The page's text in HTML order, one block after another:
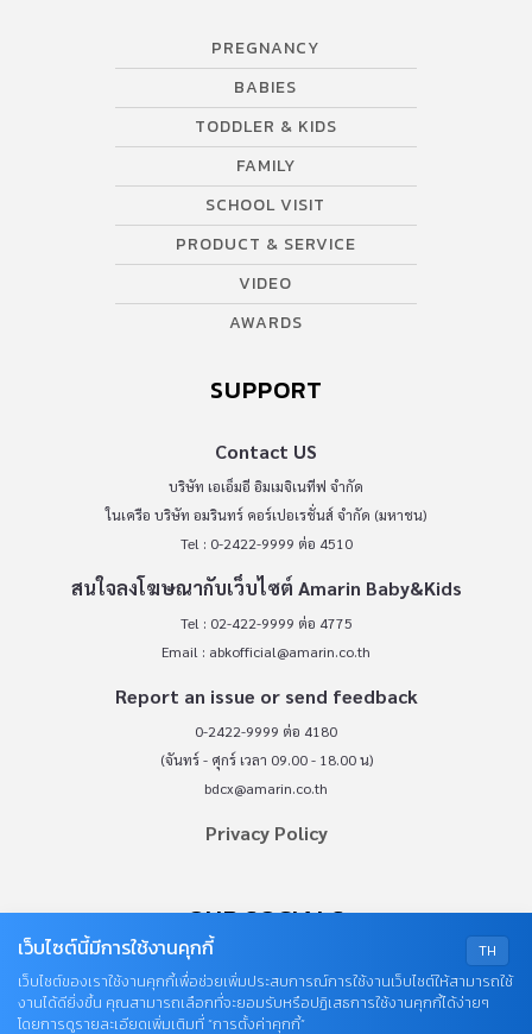
PREGNANCY
BABIES
TODDLER & KIDS
FAMILY
SCHOOL VISIT
PRODUCT & SERVICE
VIDEO
AWARDS
SUPPORT
Contact US
บริษัท เอเอ็มอี อิมเมจิเนทีฟ จำกัด
ในเครือ บริษัท อมรินทร์ คอร์เปอเรชั่นส์ จำกัด (มหาชน)
Tel : 0-2422-9999 ต่อ 4510
สนใจลงโฆษณากับเว็บไซต์ Amarin Baby&Kids
Tel : 02-422-9999 ต่อ 4775
Email : abkofficial@amarin.co.th
Report an issue or send feedback
0-2422-9999 ต่อ 4180
(จันทร์ - ศุกร์ เวลา 09.00 - 18.00 น)
bdcx@amarin.co.th
Privacy Policy
OUR SOCIALS
TH
เว็บไซต์นี้มีการใช้งานคุกกี้
เว็บไซต์ของเราใช้งานคุกกี้เพื่อช่วยเพิ่มประสบการณ์การใช้งานเว็บไซต์ให้สามารถใช้
งานได้ดียิ่งขึ้น คุณสามารถเลือกที่จะยอมรับหรือปฏิเสธการใช้งานคุกกี้ได้ง่ายๆ
โดยการดูรายละเอียดเพิ่มเติมที่ “การตั้งค่าคุกกี้”